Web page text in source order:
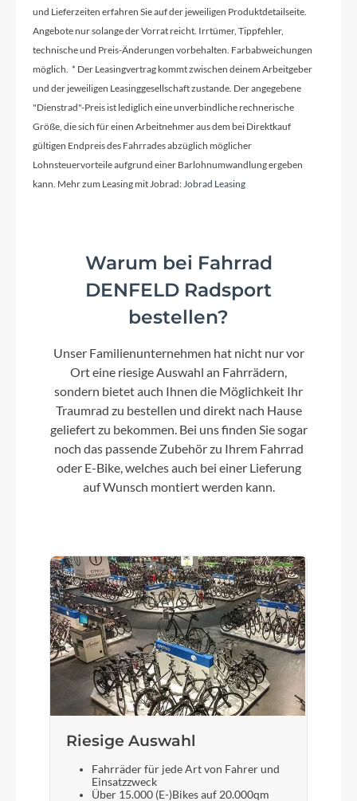
Rahmenmaterial
Aluminium Superlite
Kurbelgarnitur
ACID MTB Hybrid Pro, 38T
Kassette
Lenker
CUBE Rise Trail Bar 35
Farbe
shiftblush´n´art
Motor
Bosch Drive Unit Performance Line CX max.
100Nm (BDU38)
Gewicht
24,3 kg
Akku
Bosch PowerTube 800
Laufradgröße
und Lieferzeiten erfahren Sie auf der jeweiligen Produktdetailseite.
Angebote nur solange der Vorrat reicht. Irrtümer, Tippfehler,
technische und Preis-Änderungen vorbehalten. Farbabweichungen
möglich. * Der Leasingvertrag kommt zwischen deinem Arbeitgeber
und der jeweiligen Leasinggesellschaft zustande. Der angegebene
"Dienstrad"-Preis ist lediglich eine unverbindliche rechnerische
Größe, die sich für einen Arbeitnehmer aus dem bei Direktkauf
gültigen Endpreis des Fahrrades abzüglich möglicher
Lohnsteuervorteile aufgrund einer Barlohnumwandlung ergeben
kann. Mehr zum Leasing mit Jobrad:Jobrad Leasing
Warum bei Fahrrad
DENFELD Radsport
bestellen?
Unser Familienunternehmen hat nicht nur vor
Ort eine riesige Auswahl an Fahrrädern,
sondern bietet auch Ihnen die Möglichkeit Ihr
Traumrad zu bestellen und direkt nach Hause
geliefert zu bekommen. Bei uns finden Sie sogar
noch das passende Zubehör zu Ihrem Fahrrad
oder E-Bike, welches auch bei einer Lieferung
auf Wunsch montiert werden kann.
Riesige Auswahl
Fahrräder für jede Art von Fahrer und
Einsatzzweck
Über 15.000 (E-)Bikes auf 20.000qm